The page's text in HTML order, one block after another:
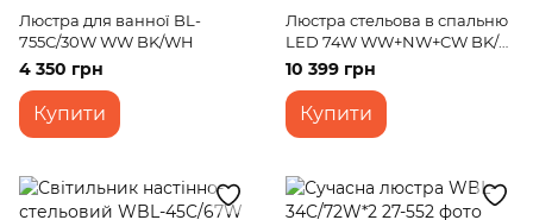
Люстра для ванної BL-
755С/30W WW BK/WH
4 350 грн
Купити
Люстра стельова в спальню
LED 74W WW+NW+CW BK/G
(WBL-57C/3)
10 399 грн
Купити